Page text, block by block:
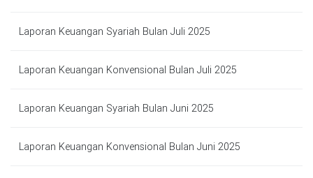
Laporan Keuangan Syariah Bulan Juli 2025
Laporan Keuangan Konvensional Bulan Juli 2025
Laporan Keuangan Syariah Bulan Juni 2025
Laporan Keuangan Konvensional Bulan Juni 2025